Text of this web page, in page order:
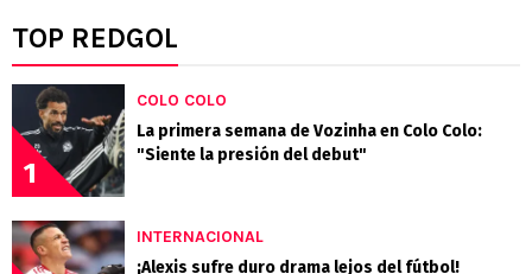
TOP REDGOL
1
COLO COLO
La primera semana de Vozinha en Colo Colo:
"Siente la presión del debut"
INTERNACIONAL
¡Alexis sufre duro drama lejos del fútbol!